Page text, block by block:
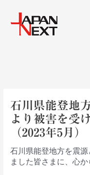
石川県能登地
より被害を受
（2023年5月）
石川県能登地方を震
ました皆さまに、心
navigation